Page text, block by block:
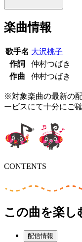
楽曲情報
歌手名 大沢桃子
作詞
仲村つばき
作曲
仲村つばき
※対象楽曲の最新の
ービスにて十分にご
CONTENTS
この曲を楽し
配信情報